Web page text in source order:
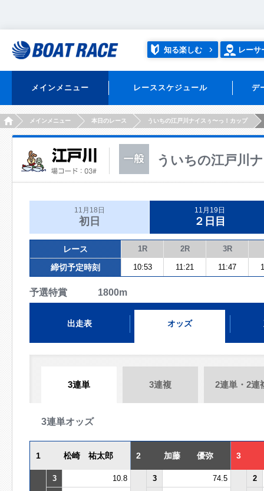
知る楽しむ レーサ
メインメニュー レーススケジュール デ
HOMEメインメニュー 本日のレース ういちの江戸川ナイスぅ〜っ！カップ
ういちの江戸川
11月18日
初日
11月19日
２日目
レース 1R 2R 3R
締切予定時刻 10:53 11:21 11:47
予選特賞 1800m
出走表 オッズ
3連単 3連複 2連単・2連
3連単オッズ
1 松崎 祐太郎 2 加藤 優弥 3
3 10.8 3 74.5
2